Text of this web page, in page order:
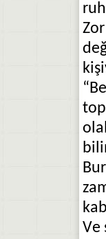
Ve